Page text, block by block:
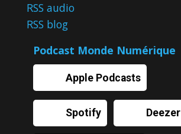
RSS audio
RSS blog
Podcast Monde Numérique
Apple Podcasts
Spotify Deezer